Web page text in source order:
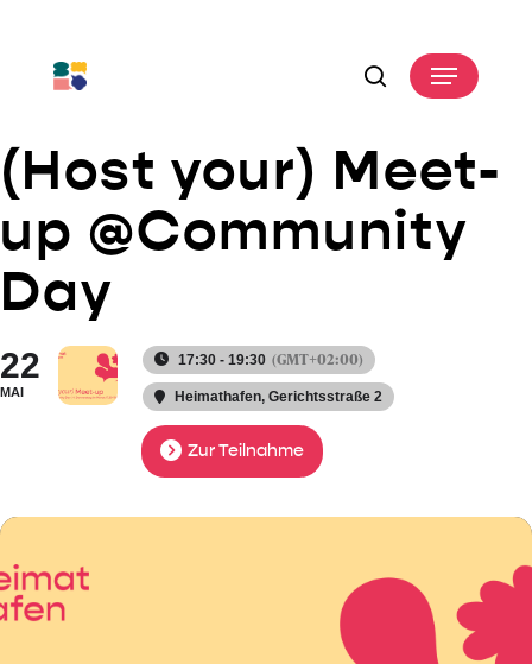
search
Menu
(Host your) Meet-
up @Community
Day
22
MAI
17:30 - 19:30 (GMT+02:00)
Heimathafen, Gerichtsstraße 2
Zur Teilnahme